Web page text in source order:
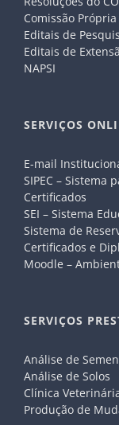
Comissão
Editais de
Editais de
NAPSI
SERVIÇOS
E-mail
SIPEC – Sistema
Certificados
SEI – Sistema
Sistema de
Certificados e
Moodle –
SERVIÇOS
Análise de
Análise de Solos
Clínica
Produção de